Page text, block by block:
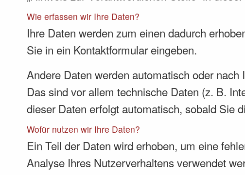
Wie erfassen wir Ihre Daten?
Ihre Daten werden zum einen dadurch
Sie in ein Kontaktformular eingeben.
Andere Daten werden automatisch oder
Das sind vor allem technische Daten (z. B.
dieser Daten erfolgt automatisch, sobald Sie
Wofür nutzen wir Ihre Daten?
Ein Teil der Daten wird erhoben, um eine
Analyse Ihres Nutzerverhaltens verwendet